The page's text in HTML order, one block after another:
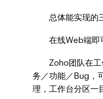
总体能实现的三
在线Web端即可
Zoho团队在工
务／功能／Bug，
理，工作台分区一